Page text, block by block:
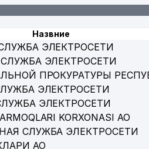
Назвние
ЭЛЕКТРОСЕТИ
ЭЛЕКТРОСЕТИ
ПРОКУРАТУРЫ
ЭЛЕКТРОСЕТИ
ЭЛЕКТРОСЕТИ
KORXONASI АО
СЛУЖБА ЭЛЕКТРОСЕТИ
АО